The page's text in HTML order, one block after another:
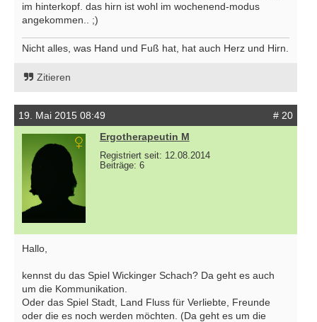
im hinterkopf. das hirn ist wohl im wochenend-modus
angekommen.. ;)
Nicht alles, was Hand und Fuß hat, hat auch Herz und Hirn.
Zitieren
19. Mai 2015 08:49
# 20
Ergotherapeutin M
Registriert seit: 12.08.2014
Beiträge: 6
Hallo,
kennst du das Spiel Wickinger Schach? Da geht es auch
um die Kommunikation.
Oder das Spiel Stadt, Land Fluss für Verliebte, Freunde
oder die es noch werden möchten. (Da geht es um die